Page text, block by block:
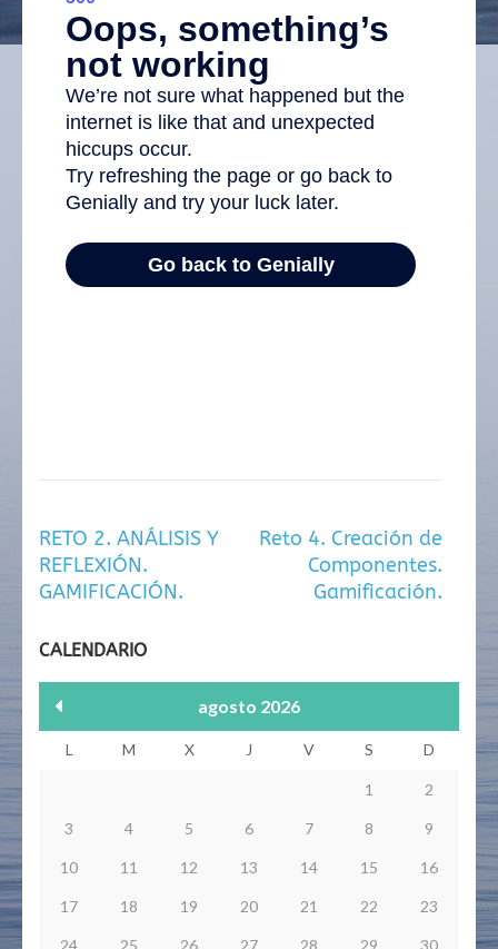
Navegación
de
entradas
RETO 2. ANÁLISIS Y
REFLEXIÓN.
GAMIFICACIÓN.
Reto 4. Creación de
Componentes.
Gamificación.
CALENDARIO
agosto 2026
L M X J V S D
1 2
3 4 5 6 7 8 9
10 11 12 13 14 15 16
17 18 19 20 21 22 23
24 25 26 27 28 29 30